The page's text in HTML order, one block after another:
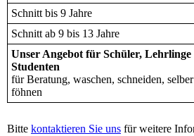
Schnitt bis 9 Jahre
Schnitt ab 9 bis 13 Jahre
Unser Angebot für Schüler, Lehrlinge
Studenten
für Beratung, waschen, schneiden, selber
föhnen
Bitte kontaktieren Sie uns für weitere